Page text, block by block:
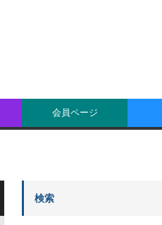
会員ページ
検索